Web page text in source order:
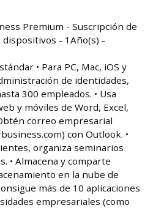
Premium - Suscripción de
- 1Año(s) -
• Para PC, Mac, iOS y
de identidades,
300 empleados. • Usa
y móviles de Word, Excel,
correo empresarial
con Outlook. •
organiza seminarios
• Almacena y comparte
en la nube de
más de 10 aplicaciones
empresariales (como